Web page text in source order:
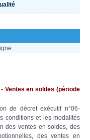
Ventes en soldes (période
de décret exécutif n°06-
conditions et les modalités
des ventes en soldes, des
des ventes en